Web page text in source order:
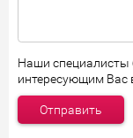
Наши специалисты
интересующим Вас